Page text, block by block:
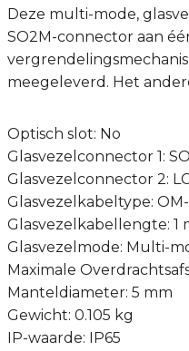
Deze multi-mode,
SO2M-connector aan
meegeleverd. Het
Optisch slot: No
Glasvezelconnector 1:
Glasvezelconnector 2:
Glasvezelkabeltype:
Glasvezelkabellengte: 1
Glasvezelmode: Multi-
Maximale
Manteldiameter: 5 mm
Gewicht: 0.105 kg
IP-waarde: IP65